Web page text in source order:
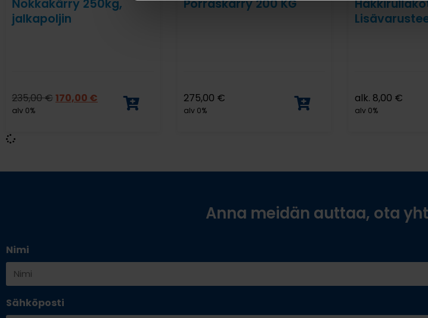
Nokkakärry 250kg,
jalkapoljin
235,00€170,00 €
alv 0%
Porraskärry 200 KG
275,00 €
alv 0%
alk. 8,00 €
alv 0%
Anna meidän auttaa, ota
Nimi
Sähköposti